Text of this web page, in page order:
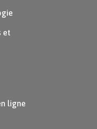
comptoir.
et
ligne